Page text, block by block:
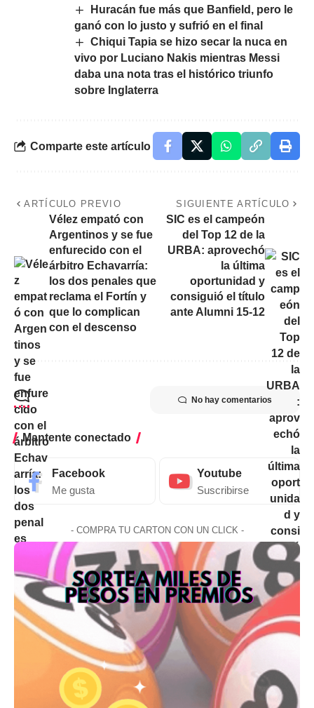
Huracán fue más que Banfield, pero le
ganó con lo justo y sufrió en el final
Chiqui Tapia se hizo secar la nuca en
vivo por Luciano Nakis mientras Messi
daba una nota tras el histórico triunfo
sobre Inglaterra
Comparte este artículo
ARTÍCULO PREVIO
Vélez empató con
Argentinos y se fue
enfurecido con el
árbitro Echavarría:
los dos penales que
reclama el Fortín y
que lo complican
con el descenso
SIGUIENTE ARTÍCULO
SIC es el campeón
del Top 12 de la
URBA: aprovechó
la última
oportunidad y
consiguió el título
ante Alumni 15-12
No hay comentarios
Mantente conectado
Facebook
Me gusta
Youtube
Suscribirse
- COMPRA TU CARTON CON UN CLICK -